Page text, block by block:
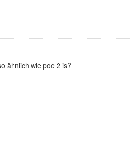
ähnlich wie poe 2 is?